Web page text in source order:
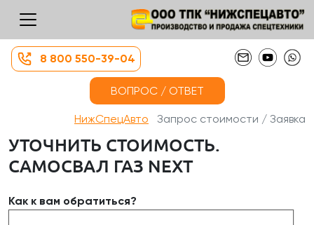
8 800 550-39-04
ВОПРОС / ОТВЕТ
НижСпецАвто Запрос стоимости / Заявка
УТОЧНИТЬ СТОИМОСТЬ.
САМОСВАЛ ГАЗ NEXT
Как к вам обратиться?